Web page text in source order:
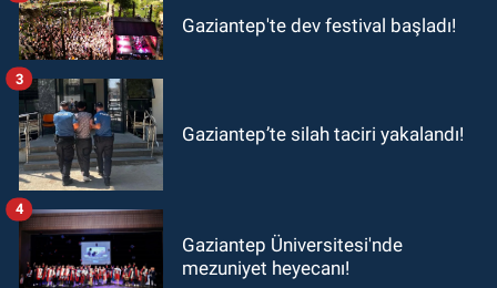
Gaziantep'te dev festival başladı!
Gaziantep’te silah taciri yakalandı!
3
Gaziantep Üniversitesi'nde
mezuniyet heyecanı!
4